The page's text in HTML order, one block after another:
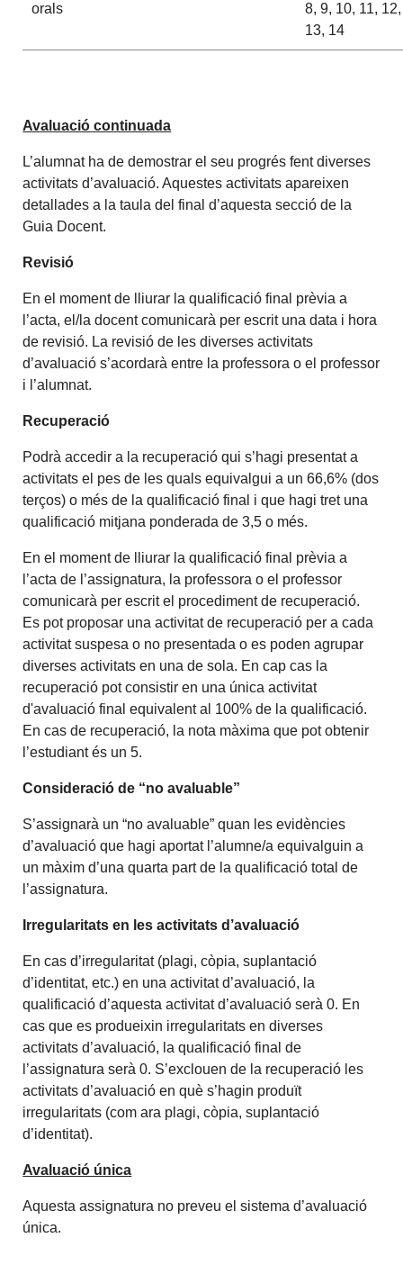
orals
8, 9, 10, 11, 12,
13, 14
Avaluació continuada
L’alumnat ha de demostrar el seu progrés fent diverses
activitats d’avaluació. Aquestes activitats apareixen
detallades a la taula del final d’aquesta secció de la
Guia Docent.
Revisió
En el moment de lliurar la qualificació final prèvia a
l’acta, el/la docent comunicarà per escrit una data i hora
de revisió. La revisió de les diverses activitats
d’avaluació s’acordarà entre la professora o el professor
i l’alumnat.
Recuperació
Podrà accedir a la recuperació qui s’hagi presentat a
activitats el pes de les quals equivalgui a un 66,6% (dos
terços) o més de la qualificació final i que hagi tret una
qualificació mitjana ponderada de 3,5 o més.
En el moment de lliurar la qualificació final prèvia a
l’acta de l’assignatura, la professora o el professor
comunicarà per escrit el procediment de recuperació.
Es pot proposar una activitat de recuperació per a cada
activitat suspesa o no presentada o es poden agrupar
diverses activitats en una de sola. En cap cas la
recuperació pot consistir en una única activitat
d'avaluació final equivalent al 100% de la qualificació.
En cas de recuperació, la nota màxima que pot obtenir
l’estudiant és un 5.
Consideració de “no avaluable”
S’assignarà un “no avaluable” quan les evidències
d’avaluació que hagi aportat l’alumne/a equivalguin a
un màxim d’una quarta part de la qualificació total de
l’assignatura.
Irregularitats en les activitats d’avaluació
En cas d’irregularitat (plagi, còpia, suplantació
d’identitat, etc.) en una activitat d’avaluació, la
qualificació d’aquesta activitat d’avaluació serà 0. En
cas que es produeixin irregularitats en diverses
activitats d’avaluació, la qualificació final de
l’assignatura serà 0. S’exclouen de la recuperació les
activitats d’avaluació en què s’hagin produït
irregularitats (com ara plagi, còpia, suplantació
d’identitat).
Avaluació única
Aquesta assignatura no preveu el sistema d’avaluació
única.